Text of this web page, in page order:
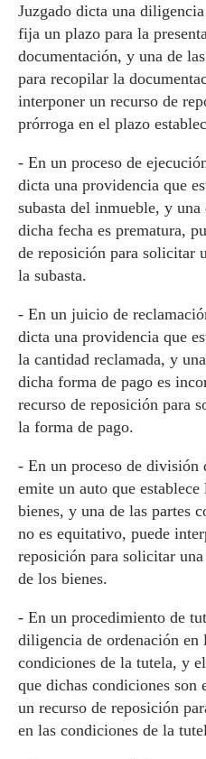
Juzgado dicta una
fija un plazo para la
documentación, y una de
para recopilar la
interponer un recurso de
prórroga en el plazo
- En un proceso de
dicta una providencia que
subasta del inmueble, y
dicha fecha es prematura,
de reposición para solicitar
la subasta.
- En un juicio de
dicta una providencia que
la cantidad reclamada, y
dicha forma de pago es
recurso de reposición para
la forma de pago.
- En un proceso de división
emite un auto que
bienes, y una de las partes
no es equitativo, puede
reposición para solicitar
de los bienes.
- En un procedimiento de
diligencia de ordenación en
condiciones de la tutela, y
que dichas condiciones son
un recurso de reposición
en las condiciones de la